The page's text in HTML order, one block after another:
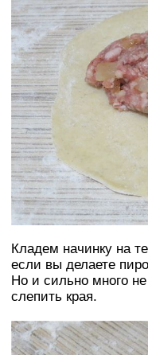
Кладем начинку на
если вы делаете
Но и сильно много
слепить края.